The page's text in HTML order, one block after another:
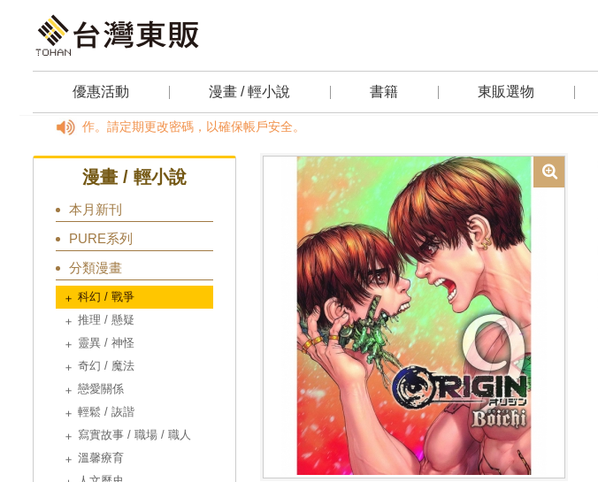
優惠活動 漫畫 / 輕小說 書籍 東販選物
任何動作。請定期更改密碼，以確保帳戶安全。
漫畫 / 輕小說
本月新刊
PURE系列
分類漫畫
科幻 / 戰爭
推理 / 懸疑
靈異 / 神怪
奇幻 / 魔法
戀愛關係
輕鬆 / 詼諧
寫實故事 / 職場 / 職人
溫馨療育